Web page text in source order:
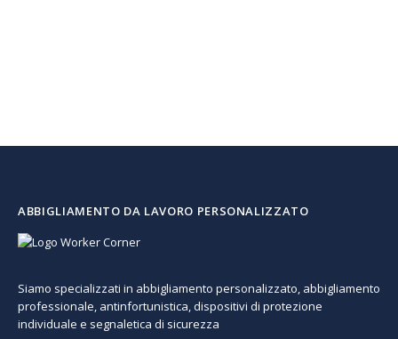
ABBIGLIAMENTO DA LAVORO PERSONALIZZATO
Siamo specializzati in abbigliamento personalizzato, abbigliamento
professionale, antinfortunistica, dispositivi di protezione
individuale e segnaletica di sicurezza